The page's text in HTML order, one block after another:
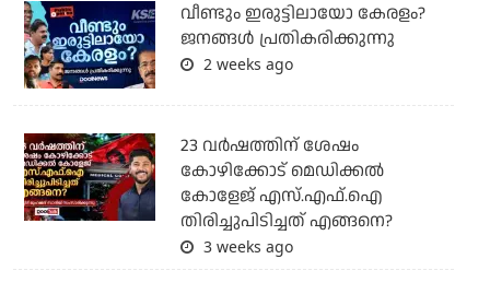
വീണ്ടും ഇരുട്ടിലായോ കേരളം?
ജനങ്ങൾ പ്രതികരിക്കുന്നു
2 weeks ago
23 വർഷത്തിന് ശേഷം
കോഴിക്കോട് മെഡിക്കൽ
കോളേജ് എസ്.എഫ്.ഐ
തിരിച്ചുപിടിച്ചത് എങ്ങനെ?
3 weeks ago